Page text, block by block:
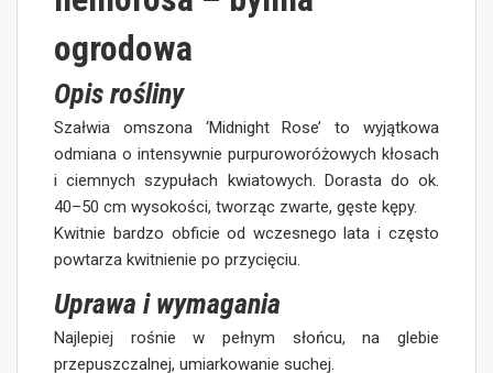
ogrodowa
Opis rośliny
Szałwia omszona ‘Midnight Rose’ to wyjątkowa
odmiana o intensywnie purpuroworóżowych kłosach
i ciemnych szypułach kwiatowych. Dorasta do ok.
40–50 cm wysokości, tworząc zwarte, gęste kępy.
Kwitnie bardzo obficie od wczesnego lata i często
powtarza kwitnienie po przycięciu.
Uprawa i wymagania
Najlepiej rośnie w pełnym słońcu, na glebie
przepuszczalnej, umiarkowanie suchej.